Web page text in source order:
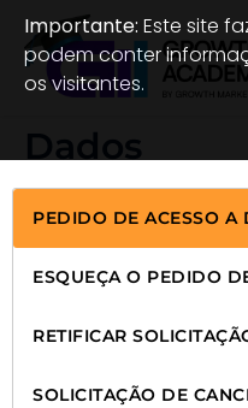
Dados
PEDIDO DE ACESSO A
ESQUEÇA O PEDIDO
RETIFICAR
SOLICITAÇÃO DE
Importante: Este site
podem conter
os visitantes.